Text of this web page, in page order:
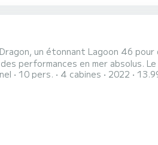
Dragon, un étonnant Lagoon 46
Le bateau dispose de 4 cabine(s) entièrement équipée(s) et d'une
longueur hors tout de 14
10 pers. 4 cabines 2022